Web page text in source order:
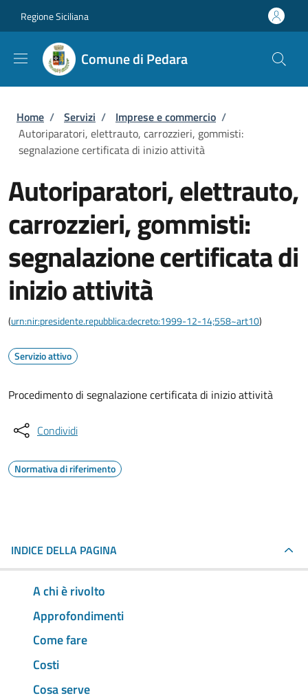
Regione Siciliana
Comune di Pedara
Briciole di pane
Home / Servizi / Imprese e commercio /
Autoriparatori, elettrauto, carrozzieri, gommisti:
segnalazione certificata di inizio attività
Autoriparatori, elettrauto,
carrozzieri, gommisti:
segnalazione certificata di
inizio attività
(urn:nir:presidente.repubblica:decreto:1999-12-14;558~art10)
Servizio attivo
Procedimento di segnalazione certificata di inizio attività
Condividi
Normativa di riferimento
INDICE DELLA PAGINA
A chi è rivolto
Approfondimenti
Come fare
Costi
Cosa serve